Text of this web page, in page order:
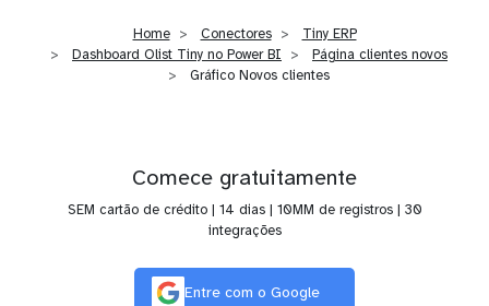
Home Conectores
Tiny ERP
Dashboard Olist Tiny no Power BI
Página clientes novos
Gráfico Novos clientes
Comece gratuitamente
SEM cartão de crédito | 14 dias | 10MM de registros | 30
integrações
Entre com o Google